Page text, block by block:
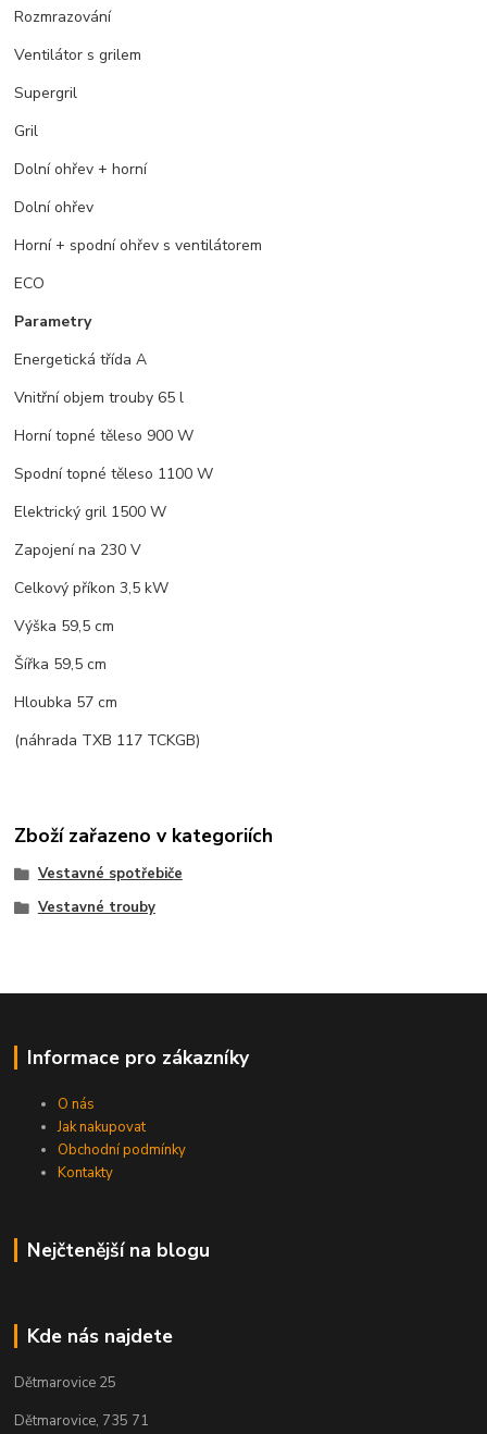
Rozmrazování
Ventilátor s grilem
Supergril
Gril
Dolní ohřev + horní
Dolní ohřev
Horní + spodní ohřev s ventilátorem
ECO
Parametry
Energetická třída A
Vnitřní objem trouby 65 l
Horní topné těleso 900 W
Spodní topné těleso 1100 W
Elektrický gril 1500 W
Zapojení na 230 V
Celkový příkon 3,5 kW
Výška 59,5 cm
Šířka 59,5 cm
Hloubka 57 cm
(náhrada TXB 117 TCKGB)
Zboží zařazeno v kategoriích
Vestavné spotřebiče
Vestavné trouby
Informace pro zákazníky
O nás
Jak nakupovat
Obchodní podmínky
Kontakty
Nejčtenější na blogu
Kde nás najdete
Dětmarovice 25
Dětmarovice, 735 71